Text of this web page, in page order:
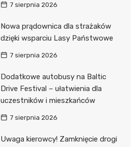
7 sierpnia 2026
Nowa prądownica dla strażaków
dzięki wsparciu Lasy Państwowe
7 sierpnia 2026
Dodatkowe autobusy na Baltic
Drive Festival – ułatwienia dla
uczestników i mieszkańców
7 sierpnia 2026
Uwaga kierowcy! Zamknięcie drogi